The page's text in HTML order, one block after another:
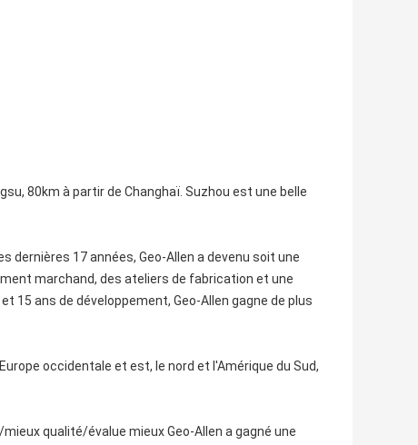
80km à partir de Changhaï. Suzhou est une belle
dernières 17 années, Geo-Allen a devenu soit une
marchand, des ateliers de fabrication et une
15 ans de développement, Geo-Allen gagne de plus
occidentale et est, le nord et l'Amérique du Sud,
qualité/évalue mieux Geo-Allen a gagné une